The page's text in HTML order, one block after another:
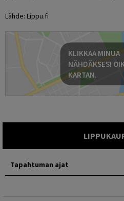
Lähde: Lippu.fi
KLIKKAA MINUA
NÄHDÄKSESI
KARTAN.
Tapahtuman ajat